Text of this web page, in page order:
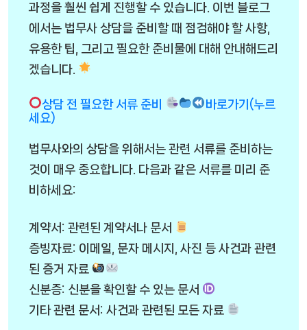
과정을 훨씬 쉽게 진행할 수 있습니다. 이번 블로그
에서는 법무사 상담을 준비할 때 점검해야 할 사항,
유용한 팁, 그리고 필요한 준비물에 대해 안내해드리
겠습니다.
상담 전 필요한 서류 준비
바로가기(누르
세요)
법무사와의 상담을 위해서는 관련 서류를 준비하는
것이 매우 중요합니다. 다음과 같은 서류를 미리 준
비하세요:
계약서: 관련된 계약서나 문서
증빙자료: 이메일, 문자 메시지, 사진 등 사건과 관련
된 증거 자료
신분증: 신분을 확인할 수 있는 문서
기타 관련 문서: 사건과 관련된 모든 자료